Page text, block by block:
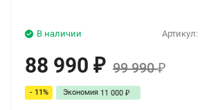
Артикул:
В наличии
88 990 ₽ 99 990₽
- 11% Экономия 11 000 ₽